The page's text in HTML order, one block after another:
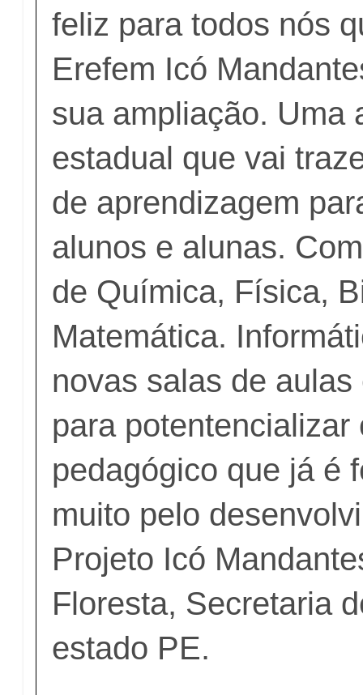
feliz para todos nós
Erefem Icó
sua ampliação. Uma
estadual que vai
de aprendizagem
alunos e alunas.
de Química, Física,
Matemática.
novas salas de
para potentencializar
pedagógico que já é
muito pelo
Projeto Icó
Floresta, Secretaria
estado PE.